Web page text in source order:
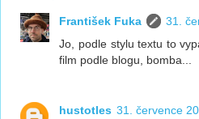
František Fuka
31.
Jo, podle stylu textu to
film podle blogu, bomba...
hustotles 31. července